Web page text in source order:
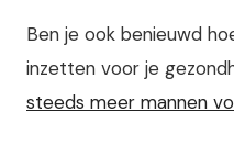
Ben je ook benieuwd
inzetten voor je
steeds meer mannen